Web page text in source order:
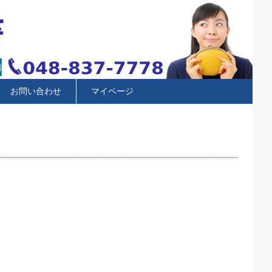
お問い合わせ マイページ